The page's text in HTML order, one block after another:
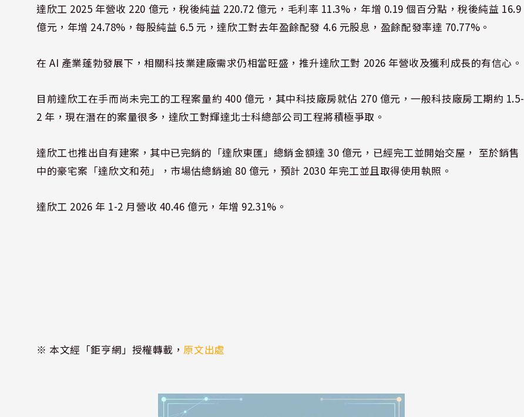
達欣工 2025 年營收 220 億元，稅後純益 220.72 億元，毛利率 11.3%，年增 0.19 個百分點，稅後純益 16.9
億元，年增 24.78%，每股純益 6.5 元，達欣工對去年盈餘配發 4.6 元股息，盈餘配發率達 70.77%。
在 AI 產業蓬勃發展下，相關科技業建廠需求仍相當旺盛，推升達欣工對 2026 年營收及獲利成長的有信心。
目前達欣工在手而尚未完工的工程案量約 400 億元，其中科技廠房就佔 270 億元，一般科技廠房工期約 1.5-
2 年，現在潛在的案量很多，達欣工對輝達北士科總部公司工程將積極爭取。
達欣工也推出自有建案，其中已完銷的「達欣東匯」總銷金額達 30 億元，已經完工並開始交屋， 至於銷售
中的豪宅案「達欣文和苑」，市場估總銷逾 80 億元，預計 2030 年完工並且取得使用執照。
達欣工 2026 年 1-2 月營收 40.46 億元，年增 92.31%。
※ 本文經「鉅亨網」授權轉載，原文出處